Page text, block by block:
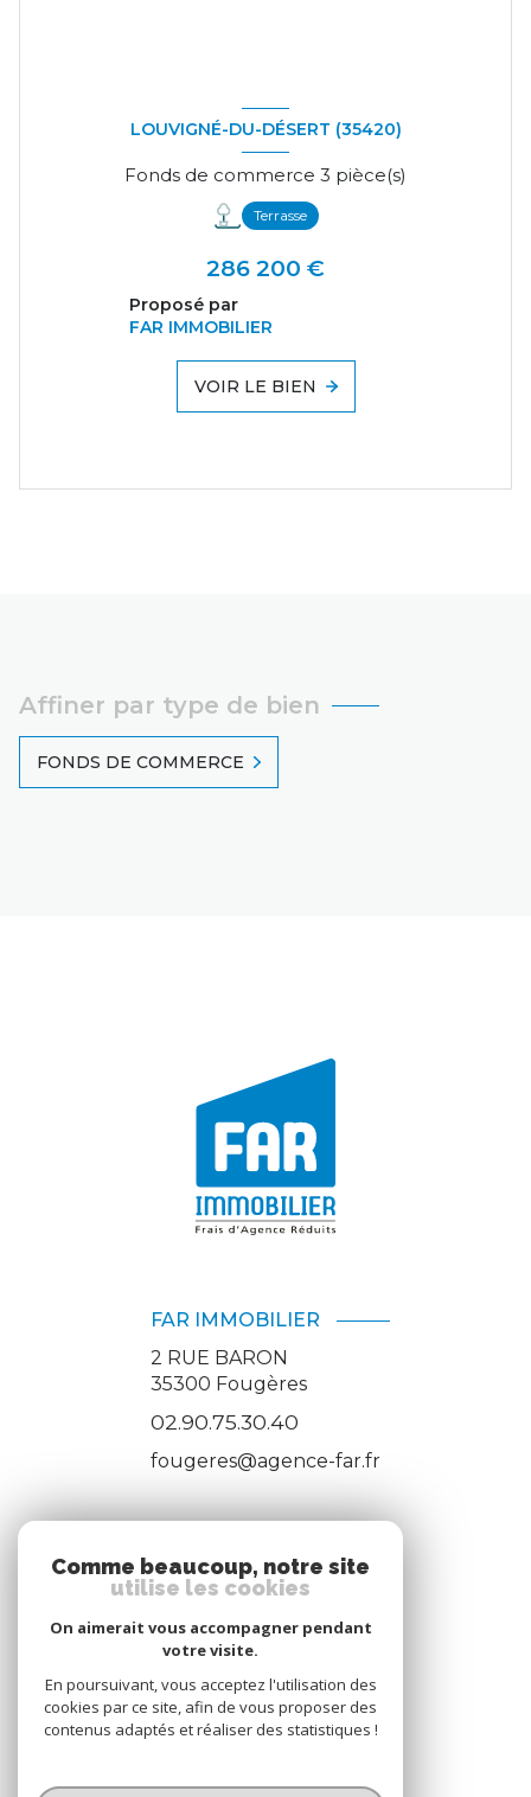
LOUVIGNÉ-DU-DÉSERT (35420)
Fonds de commerce 3 pièce(s)
Terrasse
286 200 €
Proposé par
FAR IMMOBILIER
VOIR LE BIEN
Affiner par type de bien
FONDS DE COMMERCE
FAR IMMOBILIER
2 RUE BARON
35300 Fougères
02.90.75.30.40
fougeres@agence-far.fr
ADHÉRENTS
Nous adhérons
© 2026 | Tous droits réservés
Comme beaucoup, notre site
utilise les cookies
On aimerait vous accompagner pendant
votre visite.
En poursuivant, vous acceptez l'utilisation des
cookies par ce site, afin de vous proposer des
contenus adaptés et réaliser des statistiques !